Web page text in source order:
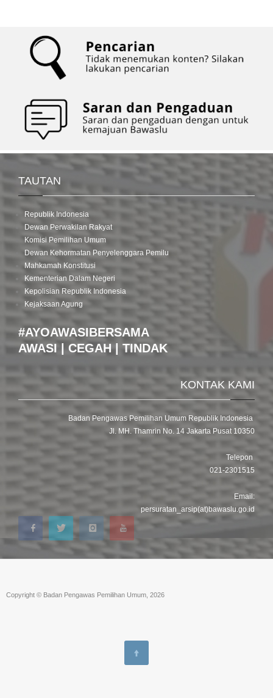
TAUTAN
Republik Indonesia
Dewan Perwakilan Rakyat
Komisi Pemilihan Umum
Dewan Kehormatan Penyelenggara Pemilu
Mahkamah Konstitusi
Kementerian Dalam Negeri
Kepolisian Republik Indonesia
Kejaksaan Agung
#AYOAWASIBERSAMA
AWASI | CEGAH | TINDAK
KONTAK KAMI
Badan Pengawas Pemilihan Umum Republik Indonesia
Jl. MH. Thamrin No. 14 Jakarta Pusat 10350
Telepon
021-2301515
Email:
persuratan_arsip(at)bawaslu.go.id
Copyright © Badan Pengawas Pemilihan Umum, 2026